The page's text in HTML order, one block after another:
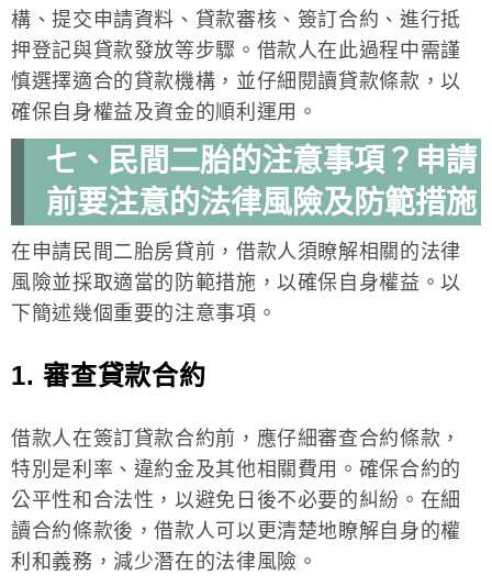
構、提交申請資料、貸款審核、簽訂合約、進行抵
押登記與貸款發放等步驟。借款人在此過程中需謹
慎選擇適合的貸款機構，並仔細閱讀貸款條款，以
確保自身權益及資金的順利運用。
七、民間二胎的注意事項？申請
前要注意的法律風險及防範措施
在申請民間二胎房貸前，借款人須瞭解相關的法律
風險並採取適當的防範措施，以確保自身權益。以
下簡述幾個重要的注意事項。
1. 審查貸款合約
借款人在簽訂貸款合約前，應仔細審查合約條款，
特別是利率、違約金及其他相關費用。確保合約的
公平性和合法性，以避免日後不必要的糾紛。在細
讀合約條款後，借款人可以更清楚地瞭解自身的權
利和義務，減少潛在的法律風險。